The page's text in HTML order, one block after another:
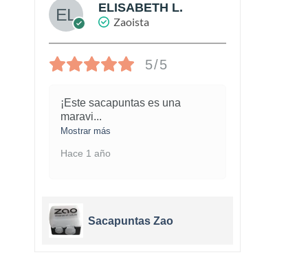
ELISABETH L.
Zaoista
5/5
¡Este sacapuntas es una
maravi...
Mostrar más
Hace 1 año
Sacapuntas Zao